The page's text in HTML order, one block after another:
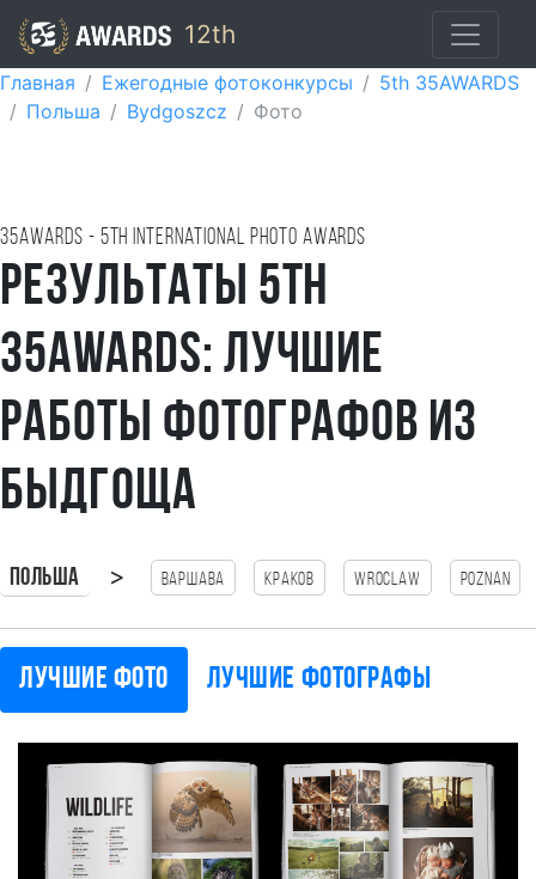
12th
Главная Ежегодные фотоконкурсы
5th 35AWARDS
Польша
Bydgoszcz Фото
35AWARDS - 5TH international photo awards
Результаты 5th
35AWARDS: лучшие
работы фотографов из
Быдгоща
Польша > Варшава Краков Wroclaw Poznan
Лучшие фото Лучшие фотографы